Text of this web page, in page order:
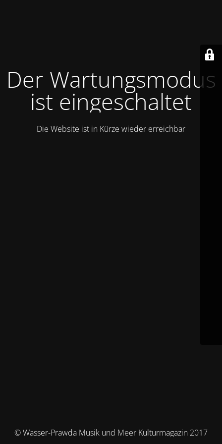
Der Wartungsmodus
ist eingeschaltet
Die Website ist in Kürze wieder erreichbar
© Wasser-Prawda Musik und Meer Kulturmagazin 2017